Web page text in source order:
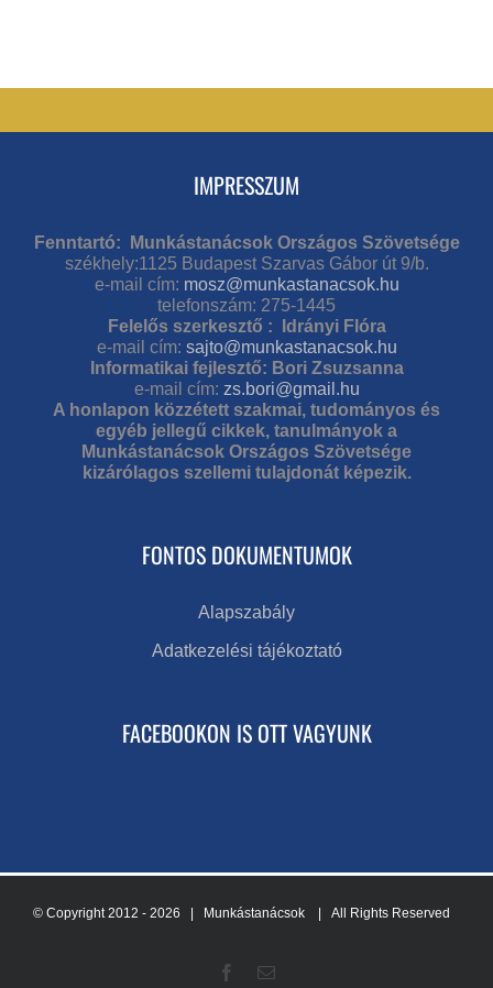
IMPRESSZUM
Fenntartó: Munkástanácsok Országos Szövetsége
székhely:1125 Budapest Szarvas Gábor út 9/b.
e-mail cím: mosz@munkastanacsok.hu
telefonszám: 275-1445
Felelős szerkesztő : Idrányi Flóra
e-mail cím: sajto@munkastanacsok.hu
Informatikai fejlesztő: Bori Zsuzsanna
e-mail cím: zs.bori@gmail.hu
A honlapon közzétett szakmai, tudományos és
egyéb jellegű cikkek, tanulmányok a
Munkástanácsok Országos Szövetsége
kizárólagos szellemi tulajdonát képezik.
FONTOS DOKUMENTUMOK
Alapszabály
Adatkezelési tájékoztató
FACEBOOKON IS OTT VAGYUNK
© Copyright 2012 - 2026 | Munkástanácsok | All Rights Reserved
Facebook
Email